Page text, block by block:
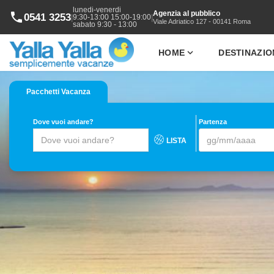
phone0541 3253|
lunedi-venerdi
9:30-13:00 15:00-19:00
sabato 9:30 - 13:00
|Agenzia al pubblico
Viale Adriatico 127 - 00141 Roma
HOME expand_more
Pacchetti Vacanza
Dove vuoi andare?
LISTA
Partenza